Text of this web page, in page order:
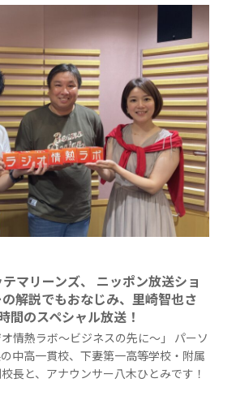
マリーンズ、 ニッポン放送ショ
解説でもおなじみ、里崎智也さ
間のスペシャル放送！
情熱ラボ〜ビジネスの先に〜」 パーソ
中高一貫校、下妻第一高等学校・附属
長と、アナウンサー八木ひとみです！